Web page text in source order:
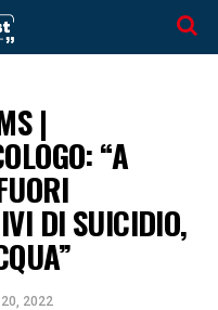
|
“A
DI SUICIDIO,
2022